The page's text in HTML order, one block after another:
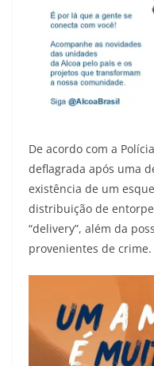
De acordo com a
deflagrada após uma
existência de um
distribuição de
“delivery”, além da
provenientes de crime.